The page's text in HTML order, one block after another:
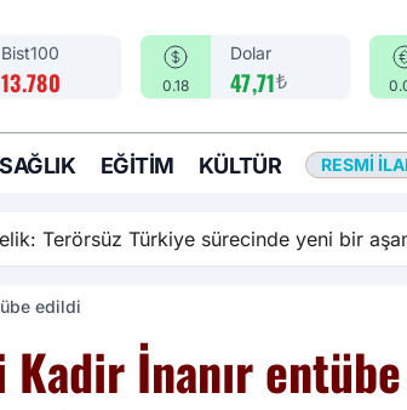
Bist100
13.780 0.18
Dolar
47,71₺
SAĞLIK EĞITIM KÜLTÜR RESMI
yeni bir aşamadayız
edildi
Kadir İnanır